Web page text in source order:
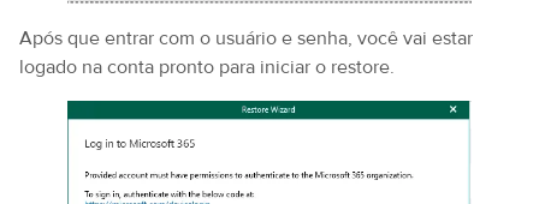
Após que entrar com o usuário e senha, você vai estar
logado na conta pronto para iniciar o restore.